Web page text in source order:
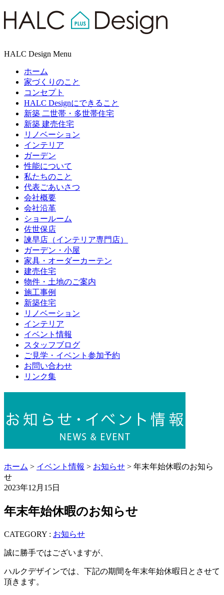
HALC Design Menu
ホーム
家づくりのこと
コンセプト
HALC Designにできること
新築 二世帯・多世帯住宅
新築 建売住宅
リノベーション
インテリア
ガーデン
性能について
私たちのこと
代表ごあいさつ
会社概要
会社沿革
ショールーム
佐世保店
諫早店（インテリア専門店）
ガーデン・小屋
家具・オーダーカーテン
建売住宅
物件・土地のご案内
施工事例
新築住宅
リノベーション
インテリア
イベント情報
スタッフブログ
ご見学・イベント参加予約
お問い合わせ
リンク集
ホーム > イベント情報 > お知らせ > 年末年始休暇のお知ら
せ
2023年12月15日
年末年始休暇のお知らせ
CATEGORY : お知らせ
誠に勝手ではございますが、
ハルクデザインでは、下記の期間を年末年始休暇日とさせて
頂きます。